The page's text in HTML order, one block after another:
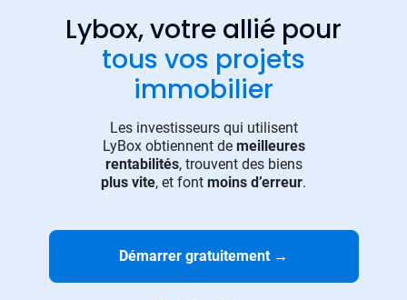
Lybox, votre allié pour
tous vos projets
immobilier
Les investisseurs qui utilisent
LyBox obtiennent de meilleures
rentabilités, trouvent des biens
plus vite, et font moins d’erreur.
Démarrer gratuitement →